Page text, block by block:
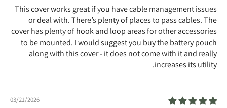
This cover works great if you have cable management issues
or deal with. There’s plenty of places to pass cables. The
cover has plenty of hook and loop areas for other accessories
to be mounted. I would suggest you buy the battery pouch
along with this cover - it does not come with it and really
increases its utility.
03/21/2026